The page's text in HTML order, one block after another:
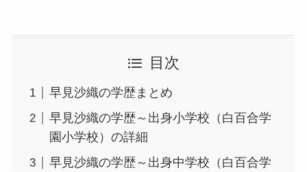
目次
早見沙織の学歴まとめ
早見沙織の学歴～出身小学校（白百合学
園小学校）の詳細
早見沙織の学歴～出身中学校（白百合学